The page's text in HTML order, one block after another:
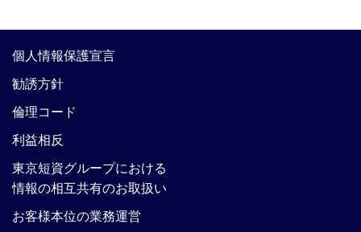
個人情報保護宣言
勧誘方針
倫理コード
利益相反
東京短資グループにおける
情報の相互共有のお取扱い
お客様本位の業務運営